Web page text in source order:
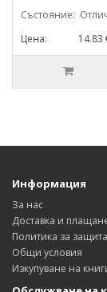
Състояние:
Цена: 14.83 € /
Информация
За нас
Доставка и
Политика за
Общи условия
Изкупуване на